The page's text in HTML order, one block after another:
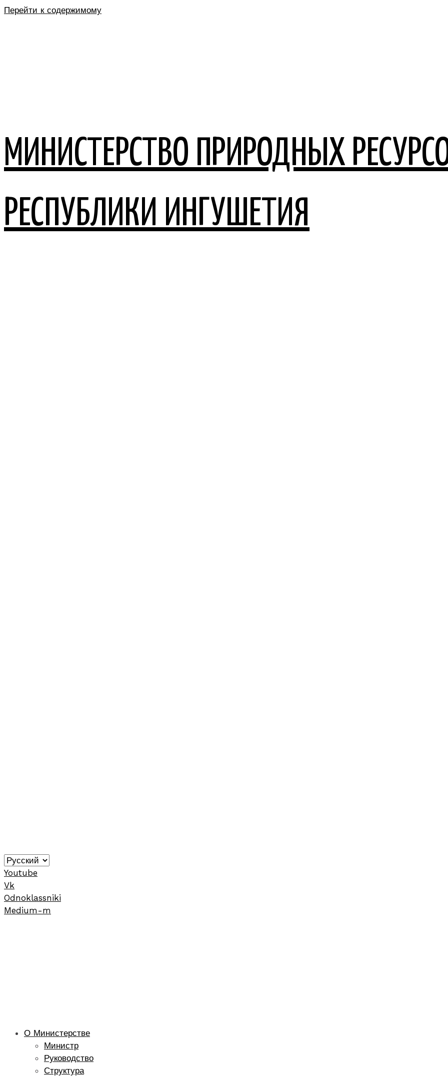
Перейти к содержимому
МИНИСТЕРСТВО ПРИРОДНЫХ
РЕСПУБЛИКИ ИНГУШЕТИЯ
Youtube
Vk
Odnoklassniki
Medium-m
О Министерстве
Министр
Руководство
Структура